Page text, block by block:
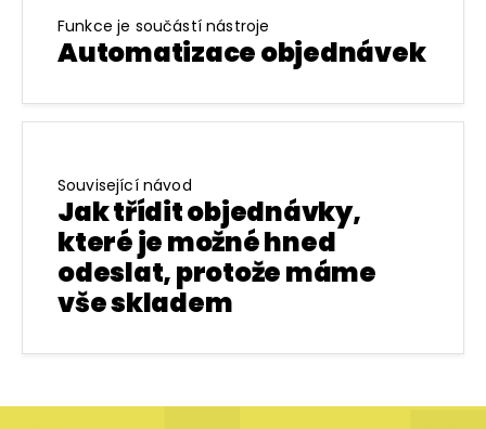
Funkce je součástí nástroje
Automatizace objednávek
Související návod
Jak třídit objednávky,
které je možné hned
odeslat, protože máme
vše skladem